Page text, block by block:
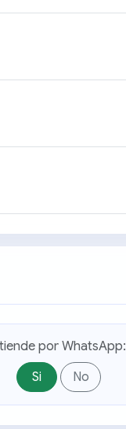
por WhatsApp:
Si
No